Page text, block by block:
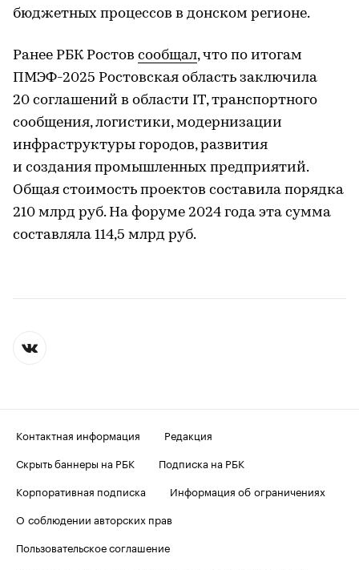
бюджетных процессов в донском регионе.
Ранее РБК Ростов сообщал, что по итогам
ПМЭФ-2025 Ростовская область заключила
20 соглашений в области IT, транспортного
сообщения, логистики, модернизации
инфраструктуры городов, развития
и создания промышленных предприятий.
Общая стоимость проектов составила порядка
210 млрд руб. На форуме 2024 года эта сумма
составляла 114,5 млрд руб.
Контактная информация
Редакция
Скрыть баннеры на РБК
Подписка на РБК
Корпоративная подписка
Информация об ограничениях
О соблюдении авторских прав
Пользовательское соглашение